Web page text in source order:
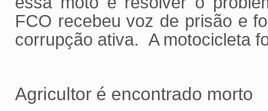
FCO recebeu voz de prisão e
corrupção ativa. A motocicleta
Agricultor é encontrado morto